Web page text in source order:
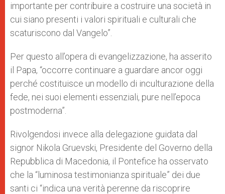
importante per contribuire a costruire una società in
cui siano presenti i valori spirituali e culturali che
scaturiscono dal Vangelo”.
Per questo all’opera di evangelizzazione, ha asserito
il Papa, “occorre continuare a guardare ancor oggi
perché costituisce un modello di inculturazione della
fede, nei suoi elementi essenziali, pure nell’epoca
postmoderna”.
Rivolgendosi invece alla delegazione guidata dal
signor Nikola Gruevski, Presidente del Governo della
Repubblica di Macedonia, il Pontefice ha osservato
che la “luminosa testimonianza spirituale” dei due
santi ci “indica una verità perenne da riscoprire